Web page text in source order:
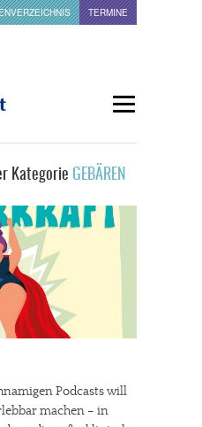
TERMINE
Kategorie GEBÄREN
Podcasts will
machen – in